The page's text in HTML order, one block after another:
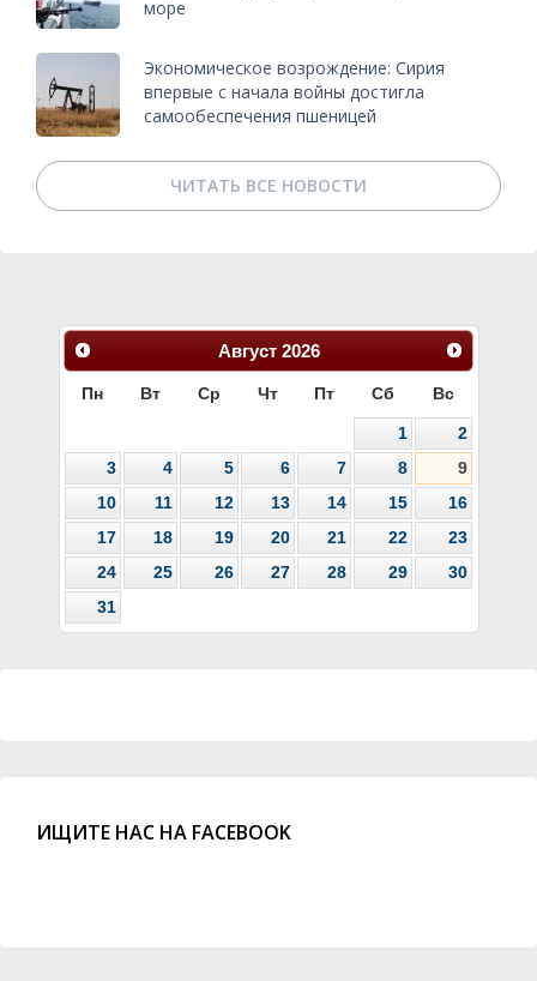
море
Экономическое возрождение: Сирия
впервые с начала войны достигла
самообеспечения пшеницей
ЧИТАТЬ ВСЕ НОВОСТИ
Август 2026
Пн Вт Ср Чт Пт Сб Вс
1
2
3
4 5 6 7 8
9
10
11 12 13 14 15
16
17
18 19 20 21 22
23
24
25 26 27 28 29
30
31
ИЩИТЕ НАС НА FACEBOOK